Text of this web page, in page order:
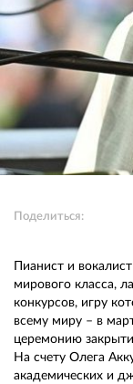
Поделиться:
Пианист и
мирового класса,
конкурсов, игру
всему миру – в
церемонию
На счету Олега
академических и